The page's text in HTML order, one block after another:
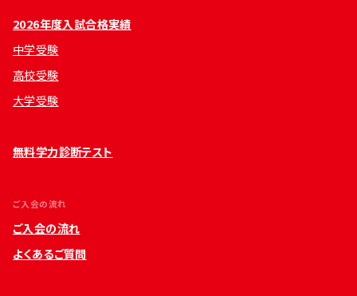
2026年度入試合格実績
中学受験
高校受験
大学受験
無料学力診断テスト
ご入会の流れ
ご入会の流れ
よくあるご質問